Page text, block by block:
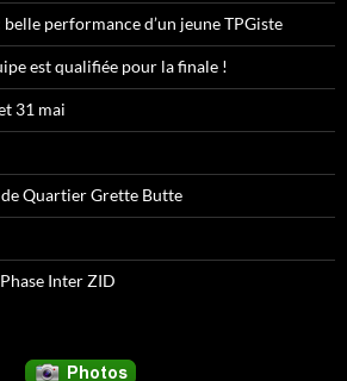
belle performance d’un jeune TPGiste
est qualifiée pour la finale !
31 mai
Quartier Grette Butte
Inter ZID